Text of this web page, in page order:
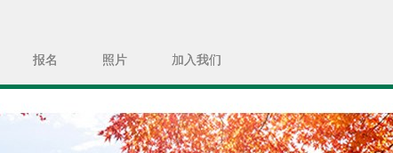
报名 照片 加入我们